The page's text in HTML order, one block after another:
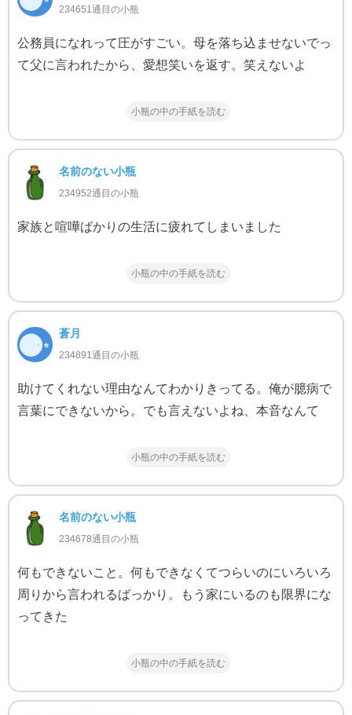
234651通目の小瓶
公務員になれって圧がすごい。母を落ち込ませないでっ
て父に言われたから、愛想笑いを返す。笑えないよ
小瓶の中の手紙を読む
名前のない小瓶
234952通目の小瓶
家族と喧嘩ばかりの生活に疲れてしまいました
小瓶の中の手紙を読む
蒼月
234891通目の小瓶
助けてくれない理由なんてわかりきってる。俺が臆病で
言葉にできないから。でも言えないよね、本音なんて
小瓶の中の手紙を読む
名前のない小瓶
234678通目の小瓶
何もできないこと。何もできなくてつらいのにいろいろ
周りから言われるばっかり。もう家にいるのも限界にな
ってきた
小瓶の中の手紙を読む